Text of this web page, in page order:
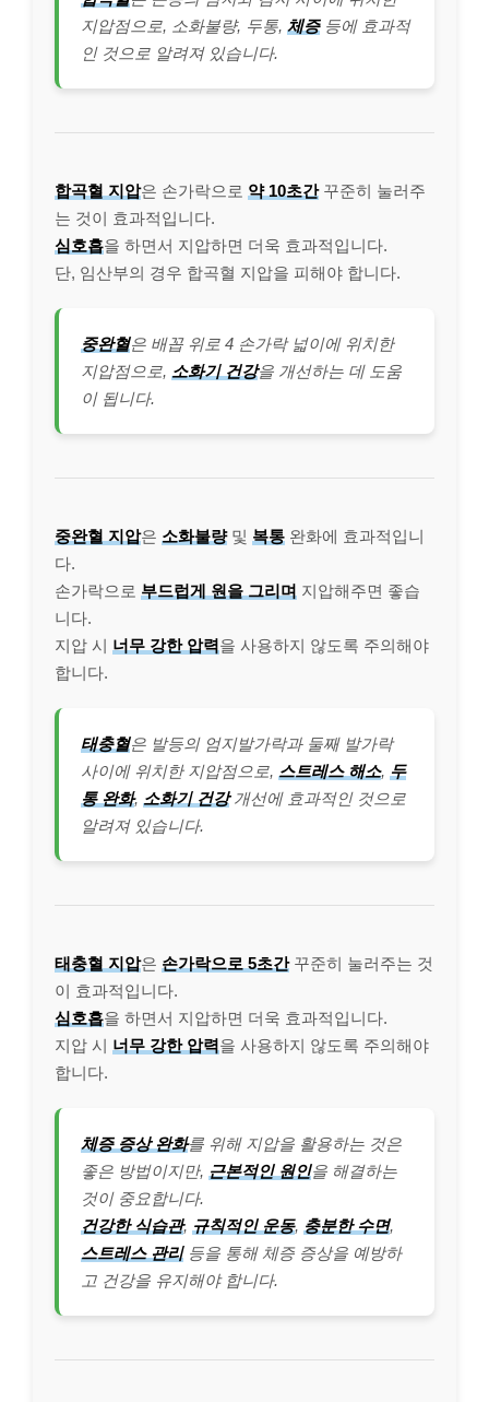
지압점으로, 소화불량, 두통, 체증등에 효과적
인 것으로 알려져 있습니다.
합곡혈 지압은 손가락으로 약 10초간꾸준히 눌러주
는 것이 효과적입니다.
심호흡을 하면서 지압하면 더욱 효과적입니다.
단, 임산부의 경우 합곡혈 지압을 피해야 합니다.
중완혈은 배꼽 위로 4 손가락 넓이에 위치한
지압점으로, 소화기 건강을 개선하는 데 도움
이 됩니다.
중완혈 지압은 소화불량및 복통 완화에 효과적입니
다.
손가락으로 부드럽게 원을 그리며 지압해주면 좋습
니다.
지압 시 너무 강한 압력을 사용하지 않도록 주의해야
합니다.
태충혈은 발등의 엄지발가락과 둘째 발가락
사이에 위치한 지압점으로, 스트레스 해소, 두
통 완화, 소화기 건강개선에 효과적인 것으로
알려져 있습니다.
태충혈 지압은 손가락으로 5초간꾸준히 눌러주는 것
이 효과적입니다.
심호흡을 하면서 지압하면 더욱 효과적입니다.
지압 시 너무 강한 압력을 사용하지 않도록 주의해야
합니다.
체증 증상 완화를 위해 지압을 활용하는 것은
좋은 방법이지만, 근본적인 원인을 해결하는
것이 중요합니다.
건강한 식습관, 규칙적인 운동, 충분한 수면,
스트레스 관리등을 통해 체증 증상을 예방하
고 건강을 유지해야 합니다.